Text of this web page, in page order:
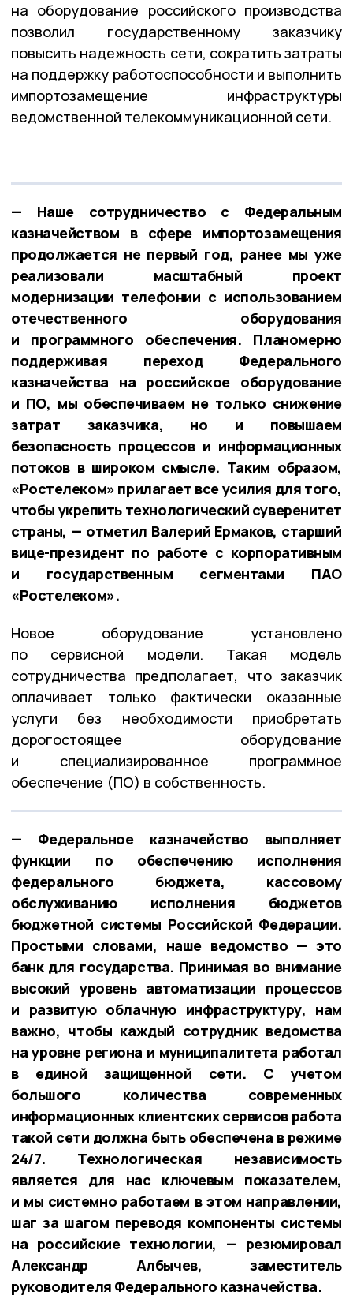
на оборудование российского производства
позволил государственному заказчику
повысить надежность сети, сократить затраты
на поддержку работоспособности и выполнить
импортозамещение инфраструктуры
ведомственной телекоммуникационной сети.
— Наше сотрудничество с Федеральным
казначейством в сфере импортозамещения
продолжается не первый год, ранее мы уже
реализовали масштабный проект
модернизации телефонии с использованием
отечественного оборудования
и программного обеспечения. Планомерно
поддерживая переход Федерального
казначейства на российское оборудование
и ПО, мы обеспечиваем не только снижение
затрат заказчика, но и повышаем
безопасность процессов и информационных
потоков в широком смысле. Таким образом,
«Ростелеком» прилагает все усилия для того,
чтобы укрепить технологический суверенитет
страны, — отметил Валерий Ермаков, старший
вице-президент по работе с корпоративным
и государственным сегментами ПАО
«Ростелеком».
Новое оборудование установлено
по сервисной модели. Такая модель
сотрудничества предполагает, что заказчик
оплачивает только фактически оказанные
услуги без необходимости приобретать
дорогостоящее оборудование
и специализированное программное
обеспечение (ПО) в собственность.
— Федеральное казначейство выполняет
функции по обеспечению исполнения
федерального бюджета, кассовому
обслуживанию исполнения бюджетов
бюджетной системы Российской Федерации.
Простыми словами, наше ведомство — это
банк для государства. Принимая во внимание
высокий уровень автоматизации процессов
и развитую облачную инфраструктуру, нам
важно, чтобы каждый сотрудник ведомства
на уровне региона и муниципалитета работал
в единой защищенной сети. С учетом
большого количества современных
информационных клиентских сервисов работа
такой сети должна быть обеспечена в режиме
24/7. Технологическая независимость
является для нас ключевым показателем,
и мы системно работаем в этом направлении,
шаг за шагом переводя компоненты системы
на российские технологии, — резюмировал
Александр Албычев, заместитель
руководителя Федерального казначейства.